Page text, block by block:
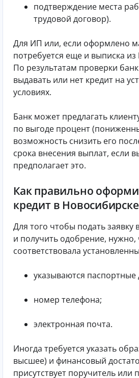
подтверждение места
трудовой договор).
Для ИП или, если оформлено
потребуется еще и выписка из
По результатам проверки
выдавать или нет кредит на
условиях.
Банк может предлагать
по выгоде процент
возможность снизить его
срока внесения выплат, если
предполагает это.
Как правильно
кредит в Новосибирске
Для того чтобы подать заявку
и получить одобрение,
соответствовала
указываются паспортные
номер телефона;
электронная почта.
Иногда требуется указать
высшее) и финансовый
присутствует поручитель или